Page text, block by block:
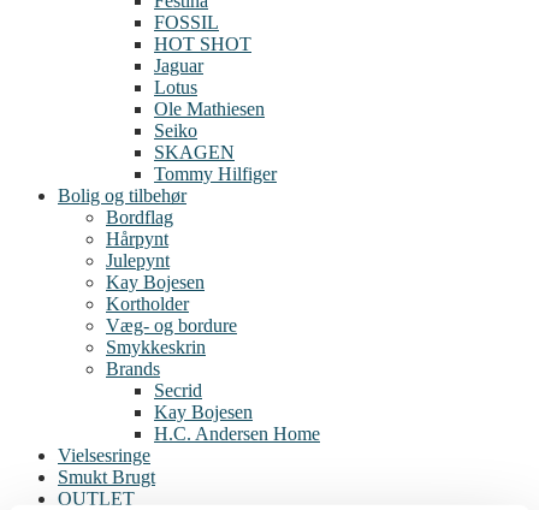
FOSSIL
HOT SHOT
Jaguar
Lotus
Ole Mathiesen
Seiko
SKAGEN
Tommy Hilfiger
Bolig og tilbehør
Bordflag
Hårpynt
Julepynt
Kay Bojesen
Kortholder
Væg- og bordure
Smykkeskrin
Brands
Secrid
Kay Bojesen
H.C. Andersen Home
Vielsesringe
Smukt Brugt
OUTLET